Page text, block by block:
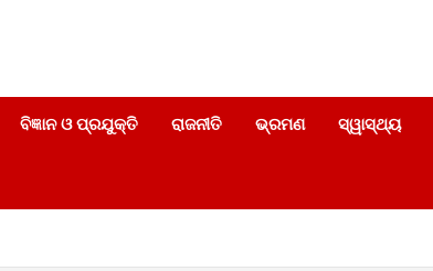
ବିଜ୍ଞାନ ଓ ପ୍ରଯୁକ୍ତି ରାଜନୀତି ଭ୍ରମଣ ସ୍ୱାସ୍ଥ୍ୟ